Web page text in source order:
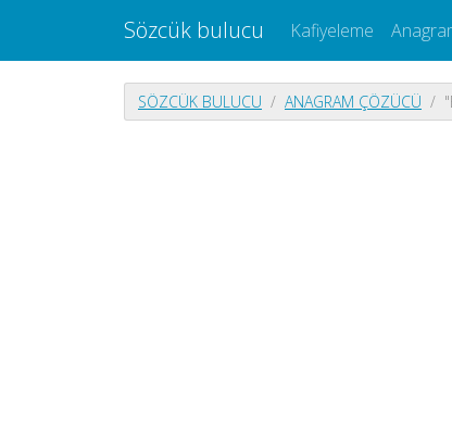
Sözcük bulucu Kafiyeleme
SÖZCÜK BULUCU ANAGRAM ÇÖZÜCÜ